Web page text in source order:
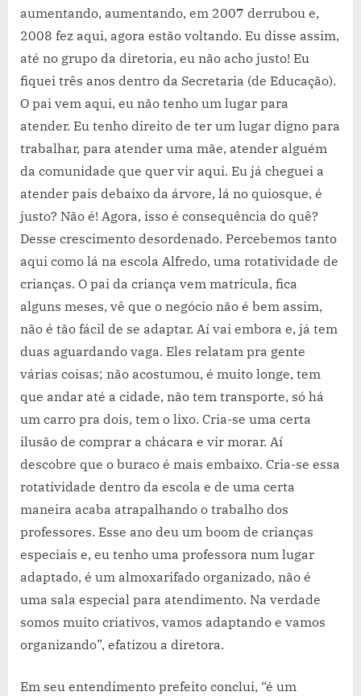
aumentando, aumentando, em 2007 derrubou e,
2008 fez aqui, agora estão voltando. Eu disse assim,
até no grupo da diretoria, eu não acho justo! Eu
fiquei três anos dentro da Secretaria (de Educação).
O pai vem aqui, eu não tenho um lugar para
atender. Eu tenho direito de ter um lugar digno para
trabalhar, para atender uma mãe, atender alguém
da comunidade que quer vir aqui. Eu já cheguei a
atender pais debaixo da árvore, lá no quiosque, é
justo? Não é! Agora, isso é consequência do quê?
Desse crescimento desordenado. Percebemos tanto
aqui como lá na escola Alfredo, uma rotatividade de
crianças. O pai da criança vem matricula, fica
alguns meses, vê que o negócio não é bem assim,
não é tão fácil de se adaptar. Aí vai embora e, já tem
duas aguardando vaga. Eles relatam pra gente
várias coisas; não acostumou, é muito longe, tem
que andar até a cidade, não tem transporte, só há
um carro pra dois, tem o lixo. Cria-se uma certa
ilusão de comprar a chácara e vir morar. Aí
descobre que o buraco é mais embaixo. Cria-se essa
rotatividade dentro da escola e de uma certa
maneira acaba atrapalhando o trabalho dos
professores. Esse ano deu um boom de crianças
especiais e, eu tenho uma professora num lugar
adaptado, é um almoxarifado organizado, não é
uma sala especial para atendimento. Na verdade
somos muito criativos, vamos adaptando e vamos
organizando”, efatizou a diretora.
Em seu entendimento prefeito conclui, “é um